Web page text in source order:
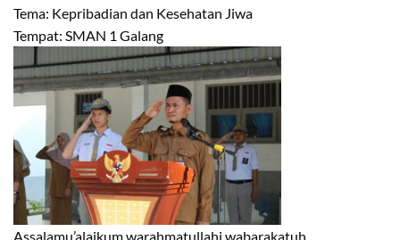
Tema: Kepribadian dan Kesehatan Jiwa
Tempat: SMAN 1 Galang
Assalamu’alaikum warahmatullahi wabarakatuh,